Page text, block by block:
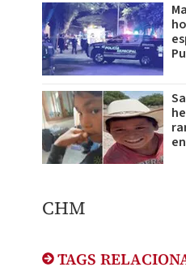
CHM
TAGS